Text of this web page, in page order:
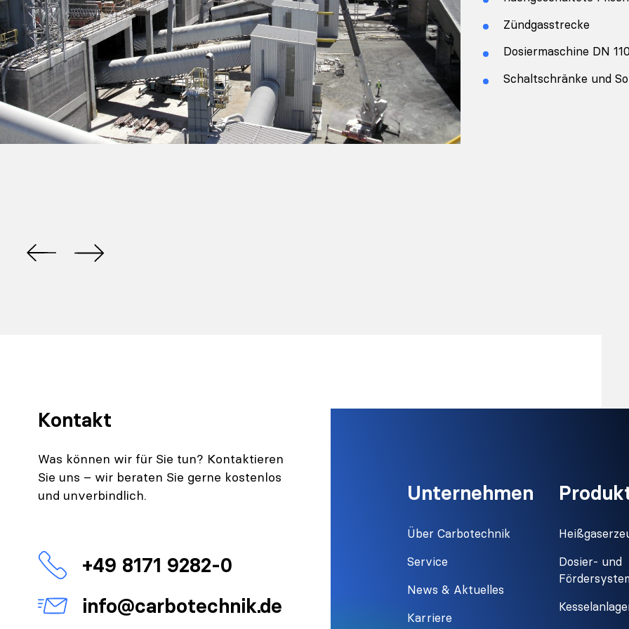
Zündgasstrecke
Dosiermaschine DN
Schaltschränke und
Kontakt
Was können wir für Sie tun? Kontaktieren
Sie uns – wir beraten Sie gerne kostenlos
und unverbindlich.
+49 8171 9282-0
info@carbotechnik.de
Unternehmen
Über Carbotechnik
Service
News & Aktuelles
Karriere
Dosier- und